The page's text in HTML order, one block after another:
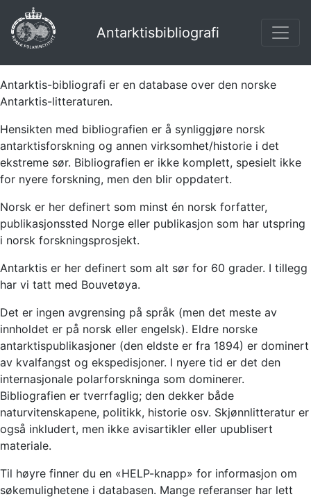
Antarktisbibliografi
Antarktis-bibliografi er en database over den norske
Antarktis-litteraturen.
Hensikten med bibliografien er å synliggjøre norsk
antarktisforskning og annen virksomhet/historie i det
ekstreme sør. Bibliografien er ikke komplett, spesielt ikke
for nyere forskning, men den blir oppdatert.
Norsk er her definert som minst én norsk forfatter,
publikasjonssted Norge eller publikasjon som har utspring
i norsk forskningsprosjekt.
Antarktis er her definert som alt sør for 60 grader. I tillegg
har vi tatt med Bouvetøya.
Det er ingen avgrensing på språk (men det meste av
innholdet er på norsk eller engelsk). Eldre norske
antarktispublikasjoner (den eldste er fra 1894) er dominert
av kvalfangst og ekspedisjoner. I nyere tid er det den
internasjonale polarforskninga som dominerer.
Bibliografien er tverrfaglig; den dekker både
naturvitenskapene, politikk, historie osv. Skjønnlitteratur er
også inkludert, men ikke avisartikler eller upublisert
materiale.
Til høyre finner du en «HELP-knapp» for informasjon om
søkemulighetene i databasen. Mange referanser har lett